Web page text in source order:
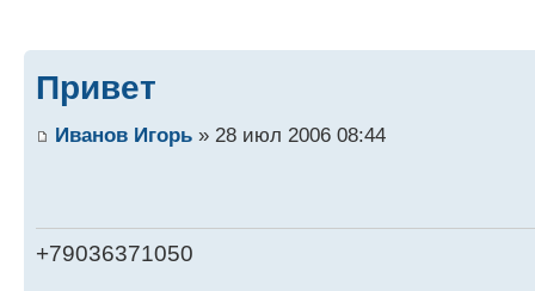
Привет
Иванов Игорь » 28 июл 2006 08:44
+79036371050